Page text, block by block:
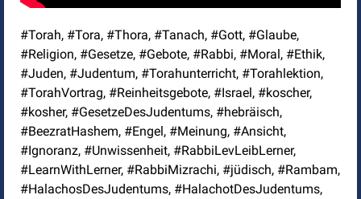
#Torah, #Tora, #Thora, #Tanach, #Gott, #Glaube,
#Religion, #Gesetze, #Gebote, #Rabbi, #Moral, #Ethik,
#Juden, #Judentum, #Torahunterricht, #Torahlektion,
#TorahVortrag, #Reinheitsgebote, #Israel, #koscher,
#kosher, #GesetzeDesJudentums, #hebräisch,
#BeezratHashem, #Engel, #Meinung, #Ansicht,
#Ignoranz, #Unwissenheit, #RabbiLevLeibLerner,
#LearnWithLerner, #RabbiMizrachi, #jüdisch, #Rambam,
#HalachosDesJudentums, #HalachotDesJudentums,